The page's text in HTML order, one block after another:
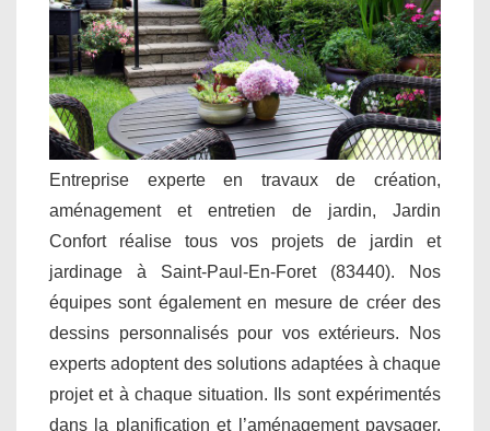
Entreprise experte en travaux de création,
aménagement et entretien de jardin, Jardin
Confort réalise tous vos projets de jardin et
jardinage à Saint-Paul-En-Foret (83440). Nos
équipes sont également en mesure de créer des
dessins personnalisés pour vos extérieurs. Nos
experts adoptent des solutions adaptées à chaque
projet et à chaque situation. Ils sont expérimentés
dans la planification et l’aménagement paysager.